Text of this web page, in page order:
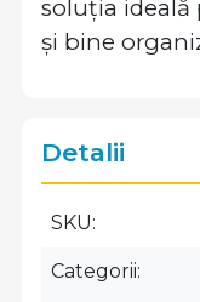
soluția
și bine
Detalii
SKU
Categorii